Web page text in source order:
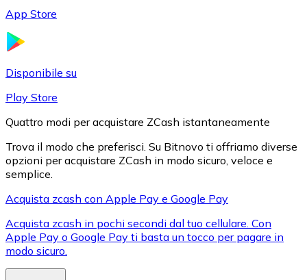
XRP
XRP
App Store
Disponibile su
Play Store
Quattro modi per acquistare ZCash istantaneamente
Trova il modo che preferisci. Su Bitnovo ti offriamo diverse
opzioni per acquistare ZCash in modo sicuro, veloce e
semplice.
Acquista zcash con Apple Pay e Google Pay
Acquista zcash in pochi secondi dal tuo cellulare. Con
Apple Pay o Google Pay ti basta un tocco per pagare in
modo sicuro.